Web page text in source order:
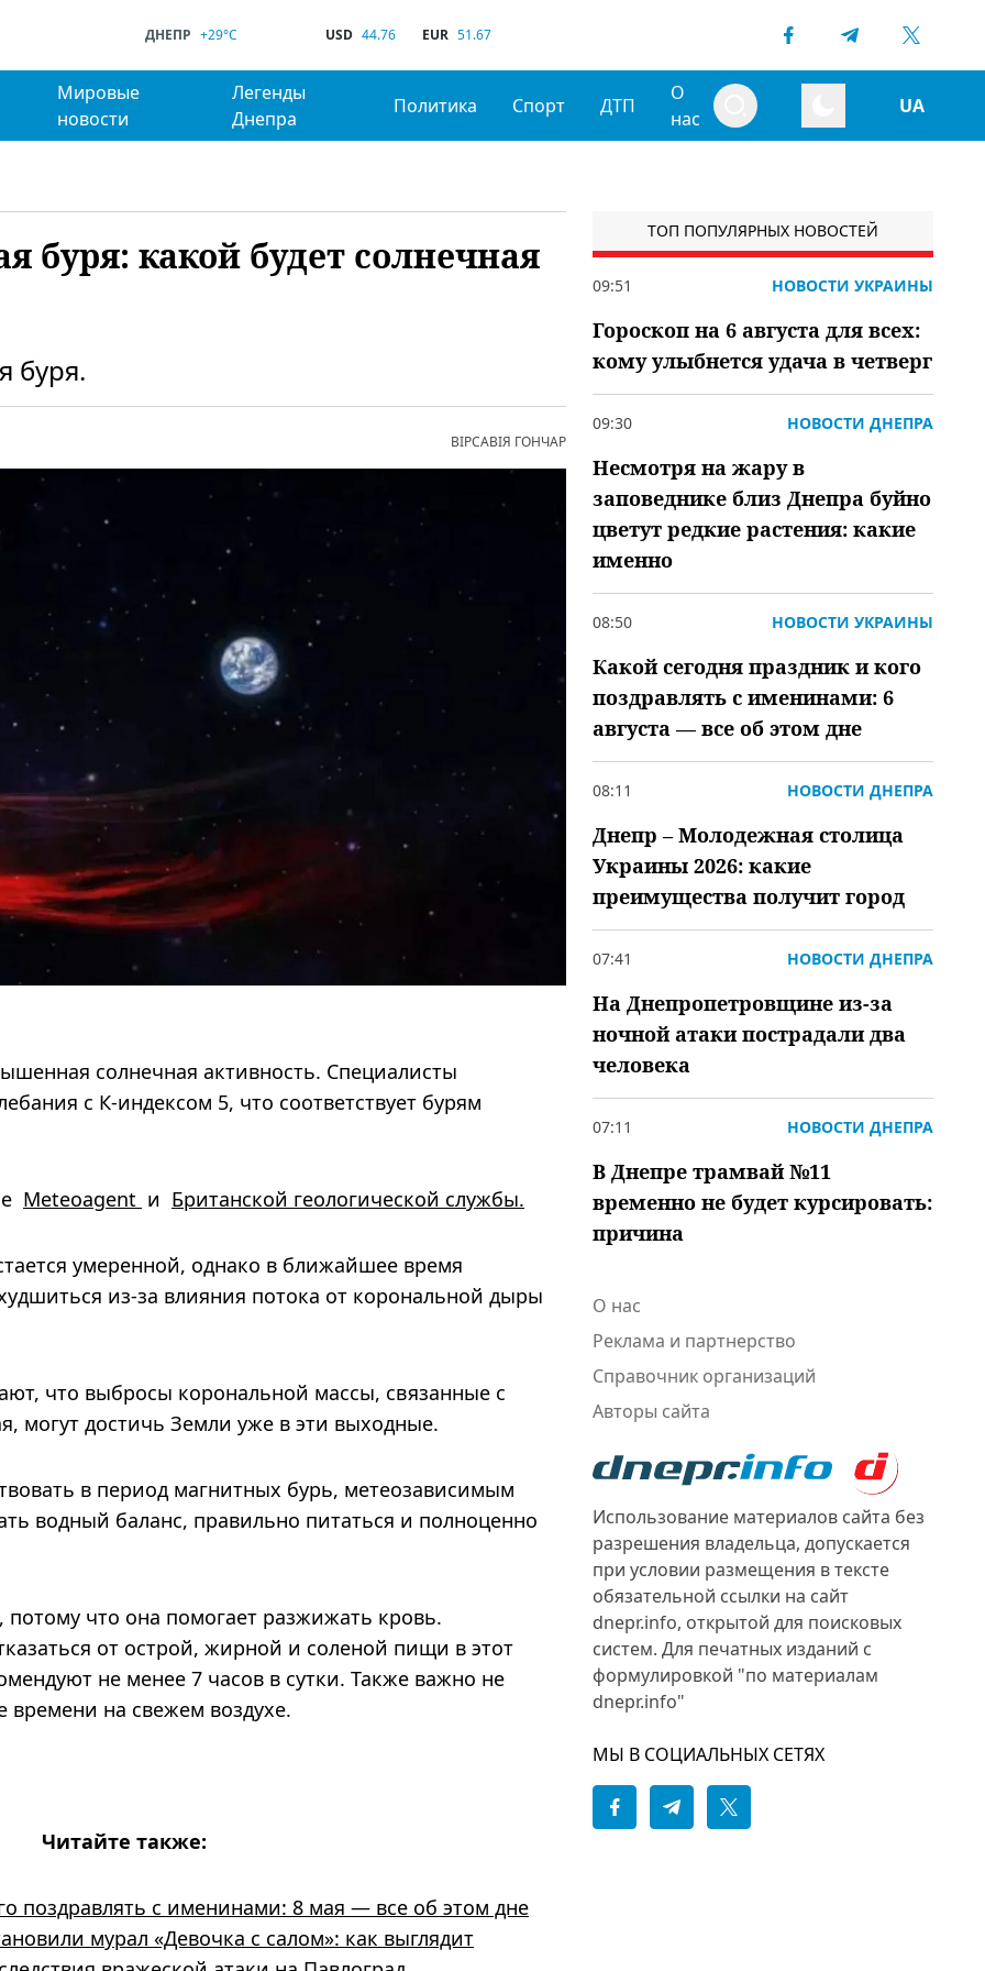
ДНЕПР +29°C USD 44.76 EUR 51.67
Мировые
новости
Легенды
Днепра
Политика Спорт ДТП
О
нас
UA
буря: какой будет солнечная
буря.
ВІРСАВІЯ ГОНЧАР
солнечная активность. Специалисты
с К-индексом 5, что соответствует бурям
Meteoagent и Британской геологической службы.
умеренной, однако в ближайшее время
из-за влияния потока от корональной дыры
что выбросы корональной массы, связанные с
могут достичь Земли уже в эти выходные.
в период магнитных бурь, метеозависимым
водный баланс, правильно питаться и полноценно
что она помогает разжижать кровь.
от острой, жирной и соленой пищи в этот
не менее 7 часов в сутки. Также важно не
времени на свежем воздухе.
Читайте также:
поздравлять с именинами: 8 мая — все об этом дне
мурал «Девочка с салом»: как выглядит
ТОП ПОПУЛЯРНЫХ НОВОСТЕЙ
09:51 НОВОСТИ УКРАИНЫ
Гороскоп на 6 августа для всех:
кому улыбнется удача в четверг
09:30 НОВОСТИ ДНЕПРА
Несмотря на жару в
заповеднике близ Днепра буйно
цветут редкие растения: какие
именно
08:50 НОВОСТИ УКРАИНЫ
Какой сегодня праздник и кого
поздравлять с именинами: 6
августа — все об этом дне
08:11 НОВОСТИ ДНЕПРА
Днепр – Молодежная столица
Украины 2026: какие
преимущества получит город
07:41 НОВОСТИ ДНЕПРА
На Днепропетровщине из-за
ночной атаки пострадали два
человека
07:11 НОВОСТИ ДНЕПРА
В Днепре трамвай №11
временно не будет курсировать:
причина
О нас
Реклама и партнерство
Справочник организаций
Авторы сайта
Использование материалов сайта без
разрешения владельца, допускается
при условии размещения в тексте
обязательной ссылки на сайт
dnepr.info, открытой для поисковых
систем. Для печатных изданий с
формулировкой "по материалам
dnepr.info"
МЫ В СОЦИАЛЬНЫХ СЕТЯХ